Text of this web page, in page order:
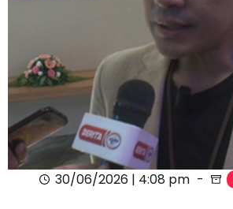
30/06/2026 | 4:08 pm